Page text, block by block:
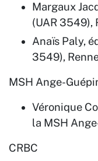
Margaux
(UAR 3549),
Anaïs Paly,
3549),
MSH Ange-
Véronique
la MSH
CRBC